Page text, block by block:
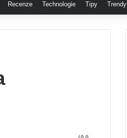
Recenze Technologie Tipy Trendy